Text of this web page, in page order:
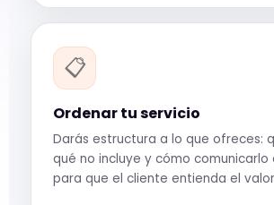
📋
Ordenar tu servicio
Darás estructura a lo que ofreces:
qué no incluye y cómo comunicarlo
para que el cliente entienda el